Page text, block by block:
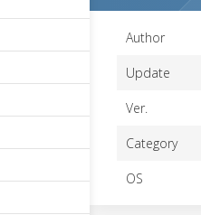
Author
Update
Ver.
Category
OS